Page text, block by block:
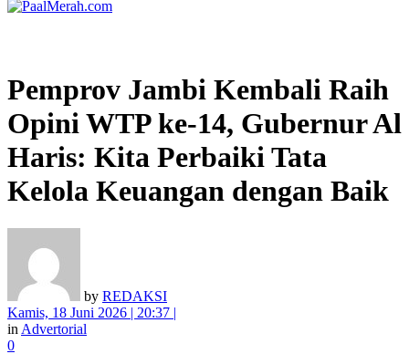
Pemprov Jambi Kembali Raih
Opini WTP ke-14, Gubernur Al
Haris: Kita Perbaiki Tata
Kelola Keuangan dengan Baik
by REDAKSI
Kamis, 18 Juni 2026 | 20:37 |
in Advertorial
0